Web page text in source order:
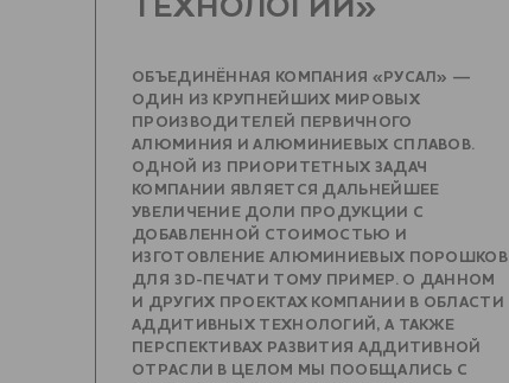
ТЕХНОЛОГИЙ»
ОБЪЕДИНЁННАЯ КОМПАНИЯ «РУСАЛ» —
ОДИН ИЗ КРУПНЕЙШИХ МИРОВЫХ
ПРОИЗВОДИТЕЛЕЙ ПЕРВИЧНОГО
АЛЮМИНИЯ И АЛЮМИНИЕВЫХ СПЛАВОВ.
ОДНОЙ ИЗ ПРИОРИТЕТНЫХ ЗАДАЧ
КОМПАНИИ ЯВЛЯЕТСЯ ДАЛЬНЕЙШЕЕ
УВЕЛИЧЕНИЕ ДОЛИ ПРОДУКЦИИ С
ДОБАВЛЕННОЙ СТОИМОСТЬЮ И
ИЗГОТОВЛЕНИЕ АЛЮМИНИЕВЫХ ПОРОШКОВ
ДЛЯ 3D-ПЕЧАТИ ТОМУ ПРИМЕР. О ДАННОМ
И ДРУГИХ ПРОЕКТАХ КОМПАНИИ В ОБЛАСТИ
АДДИТИВНЫХ ТЕХНОЛОГИЙ, А ТАКЖЕ
ПЕРСПЕКТИВАХ РАЗВИТИЯ АДДИТИВНОЙ
ОТРАСЛИ В ЦЕЛОМ МЫ ПООБЩАЛИСЬ С